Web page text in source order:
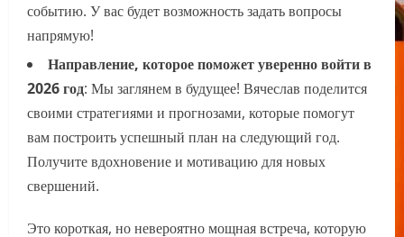
событию. У вас будет возможность задать вопросы
напрямую!
Направление, которое поможет уверенно войти в
2026 год: Мы заглянем в будущее! Вячеслав поделится
своими стратегиями и прогнозами, которые помогут
вам построить успешный план на следующий год.
Получите вдохновение и мотивацию для новых
свершений.
Это короткая, но невероятно мощная встреча, которую